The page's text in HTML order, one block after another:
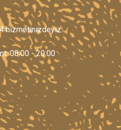
hizmetinizdeyiz.
08:00 - 20:00